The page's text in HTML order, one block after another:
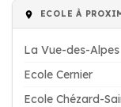
ECOLE À
La Vue-des-Alpes
Ecole Cernier
Ecole Chézard-